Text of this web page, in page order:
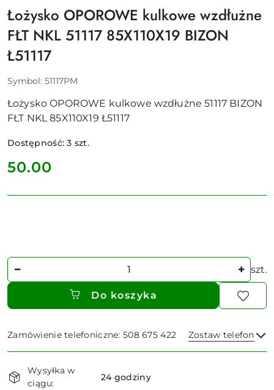
Łożysko OPOROWE kulkowe wzdłużne
FŁT NKL 51117 85X110X19 BIZON
Ł51117
Symbol: 51117PM
Łożysko OPOROWE kulkowe wzdłużne 51117 BIZON
FŁT NKL 85X110X19 Ł51117
Dostępność:3 szt.
cena:
50.00
Ilość szt.
Do koszyka
Zamówienie telefoniczne: 508 675 422 Zostaw telefon
i
Wysyłka w
ciągu:
24 godziny